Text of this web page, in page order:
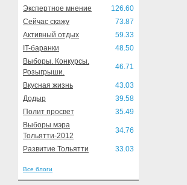
Экспертное мнение
126.60
Сейчас скажу
73.87
Активный отдых
59.33
IT-баранки
48.50
Выборы. Конкурсы.
Розыгрыши.
46.71
Вкусная жизнь
43.03
Додыр
39.58
Полит просвет
35.49
Выборы мэра
Тольятти-2012
34.76
Развитие Тольятти 33.03
Все блоги